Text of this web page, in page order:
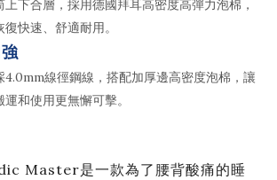
上下合層，採用德國拜耳高密度高彈力泡棉，
復快速、舒適耐用。
4.0mm線徑鋼線，搭配加厚邊高密度泡棉，讓
運和使用更無懈可擊。
Master是一款為了腰背酸痛的睡